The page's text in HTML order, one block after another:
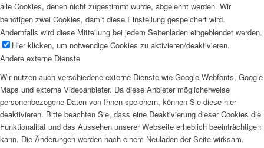
alle Cookies, denen nicht zugestimmt wurde, abgelehnt werden. Wir
benötigen zwei Cookies, damit diese Einstellung gespeichert wird.
Andernfalls wird diese Mitteilung bei jedem Seitenladen eingeblendet werden.
Hier klicken, um notwendige Cookies zu aktivieren/deaktivieren.
Andere externe Dienste
Wir nutzen auch verschiedene externe Dienste wie Google Webfonts, Google
Maps und externe Videoanbieter. Da diese Anbieter möglicherweise
personenbezogene Daten von Ihnen speichern, können Sie diese hier
deaktivieren. Bitte beachten Sie, dass eine Deaktivierung dieser Cookies die
Funktionalität und das Aussehen unserer Webseite erheblich beeinträchtigen
kann. Die Änderungen werden nach einem Neuladen der Seite wirksam.